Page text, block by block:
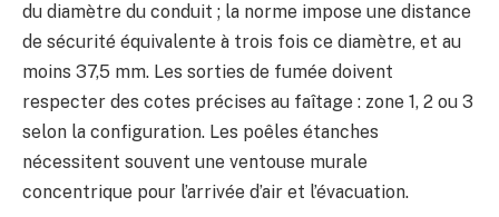
du diamètre du conduit ; la norme impose une distance
de sécurité équivalente à trois fois ce diamètre, et au
moins 37,5 mm. Les sorties de fumée doivent
respecter des cotes précises au faîtage : zone 1, 2 ou 3
selon la configuration. Les poêles étanches
nécessitent souvent une ventouse murale
concentrique pour l’arrivée d’air et l’évacuation.